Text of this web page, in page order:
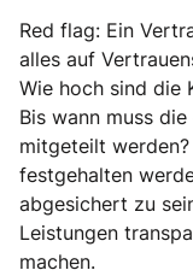
Red flag: Ein
alles auf
Wie hoch sind die
Bis wann muss
mitgeteilt
festgehalten
abgesichert zu
Leistungen
machen.